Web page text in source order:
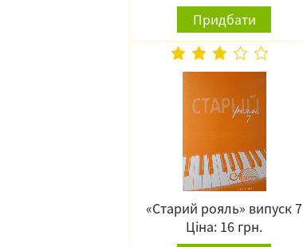
Придбати
«Старий рояль» випуск 7
Ціна: 16 грн.